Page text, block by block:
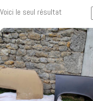
Voici le seul résultat